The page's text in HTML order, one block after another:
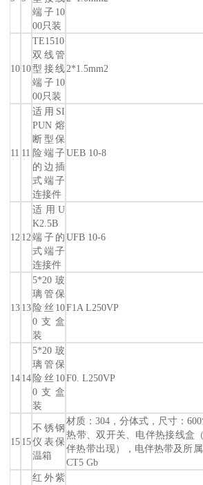
端子10
00只装
1010
TE1510
双线管
型接线
端子10
00只装
2*1.5mm2
11 11
适用SI
PUN熔
断型保
险端子
的边插
式端子
连接件
UEB 10-8
1212
适用U
K2.5B
端子的
式端子
连接件
UFB 10-6
1313
5*20玻
璃管保
险丝10
0支盒
装
F1A L250VP
1414
5*20玻
璃管保
险丝10
0支盒
装
F0. L250VP
1515
不锈钢
仪表保
温箱
材质：304，分体式，尺寸：
热带、双开关、电伴热接线盒
伴热带出现），电伴热带及所
CT5 Gb
红外紫